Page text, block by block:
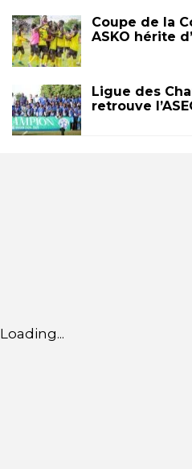
Coupe de la
ASKO hérite
Ligue des
retrouve
Loading...